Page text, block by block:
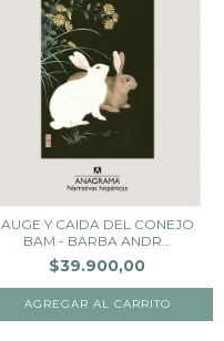
AUGE Y CAIDA DEL CONEJO
BAM - BARBA ANDR...
$39.900,00